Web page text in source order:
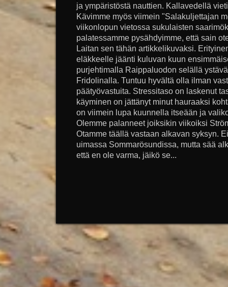
ja ympäristöstä nauttien. Kallavedellä
Kävimme myös viimein "Salakuljettajan
viikonlopun vietossa sukulaisten
palatessamme pysähdyimme, että sain
Laitan sen tähän artikkelikuvaksi.
eläkkeelle jäänti kuluvan kuun
purjehtimalla Raippaluodon selällä
Fridolinalla. Tuntuu hyvältä olla ilman
päätyövastuita. Stressitaso on laskenut
käyminen on jättänyt minut hauraaksi
on viimein lupa kuunnella itseään ja
Olemme palanneet joiksikin viikoiksi
Otamme täällä vastaan alkavan syksyn.
uimassa Sommarösundissa, mutta sää
että en ole varma, jäikö se...